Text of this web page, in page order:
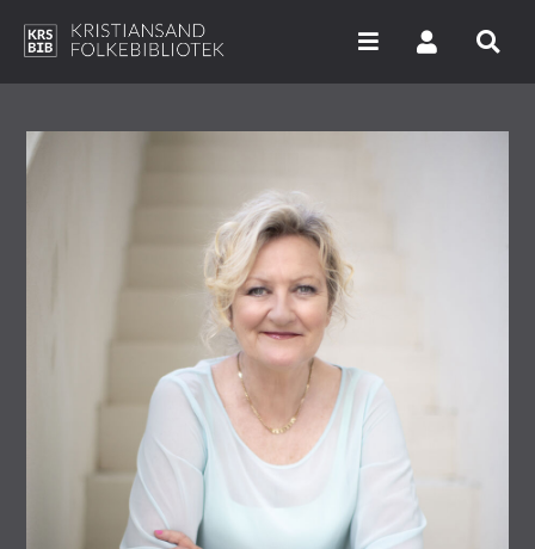
Arrangementer
Bibliotekene
Nyheter
Digitale tjenester
Vi tilbyr
UNG
hovedinnhold